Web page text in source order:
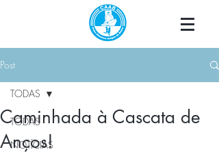
Post
TODAS
NOTÍCIAS
TODAS
Caminhada à Cascata de
Anços!